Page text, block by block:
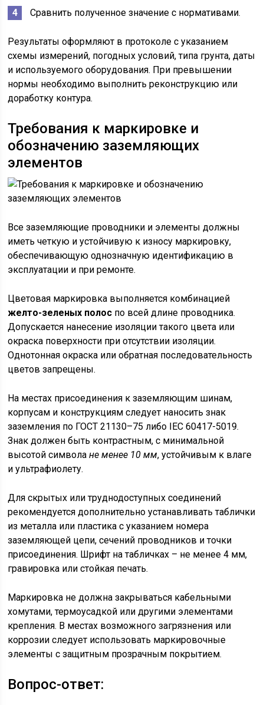
Сравнить полученное значение с нормативами.
Результаты оформляют в протоколе с указанием
схемы измерений, погодных условий, типа грунта, даты
и используемого оборудования. При превышении
нормы необходимо выполнить реконструкцию или
доработку контура.
Требования к маркировке и
обозначению заземляющих
элементов
Все заземляющие проводники и элементы должны
иметь четкую и устойчивую к износу маркировку,
обеспечивающую однозначную идентификацию в
эксплуатации и при ремонте.
Цветовая маркировка выполняется комбинацией
желто-зеленых полос по всей длине проводника.
Допускается нанесение изоляции такого цвета или
окраска поверхности при отсутствии изоляции.
Однотонная окраска или обратная последовательность
цветов запрещены.
На местах присоединения к заземляющим шинам,
корпусам и конструкциям следует наносить знак
заземления по ГОСТ 21130–75 либо IEC 60417-5019.
Знак должен быть контрастным, с минимальной
высотой символане менее 10 мм, устойчивым к влаге
и ультрафиолету.
Для скрытых или труднодоступных соединений
рекомендуется дополнительно устанавливать таблички
из металла или пластика с указанием номера
заземляющей цепи, сечений проводников и точки
присоединения. Шрифт на табличках – не менее 4 мм,
гравировка или стойкая печать.
Маркировка не должна закрываться кабельными
хомутами, термоусадкой или другими элементами
крепления. В местах возможного загрязнения или
коррозии следует использовать маркировочные
элементы с защитным прозрачным покрытием.
Вопрос-ответ: